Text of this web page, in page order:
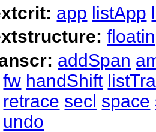
app listApp
addSpan
fw handShift
retrace secl space
undo